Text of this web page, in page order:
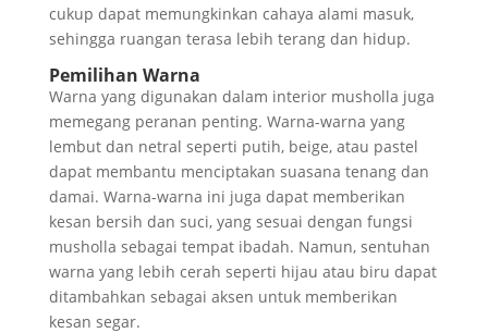
cukup dapat memungkinkan cahaya alami masuk,
sehingga ruangan terasa lebih terang dan hidup.
Pemilihan Warna
Warna yang digunakan dalam interior musholla juga
memegang peranan penting. Warna-warna yang
lembut dan netral seperti putih, beige, atau pastel
dapat membantu menciptakan suasana tenang dan
damai. Warna-warna ini juga dapat memberikan
kesan bersih dan suci, yang sesuai dengan fungsi
musholla sebagai tempat ibadah. Namun, sentuhan
warna yang lebih cerah seperti hijau atau biru dapat
ditambahkan sebagai aksen untuk memberikan
kesan segar.